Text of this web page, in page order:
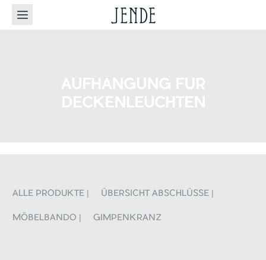
ALLE PRODUKTE | ÜBERSICHT ABSCHLÜSSE |
MÖBELBANDO | GIMPENKRANZ